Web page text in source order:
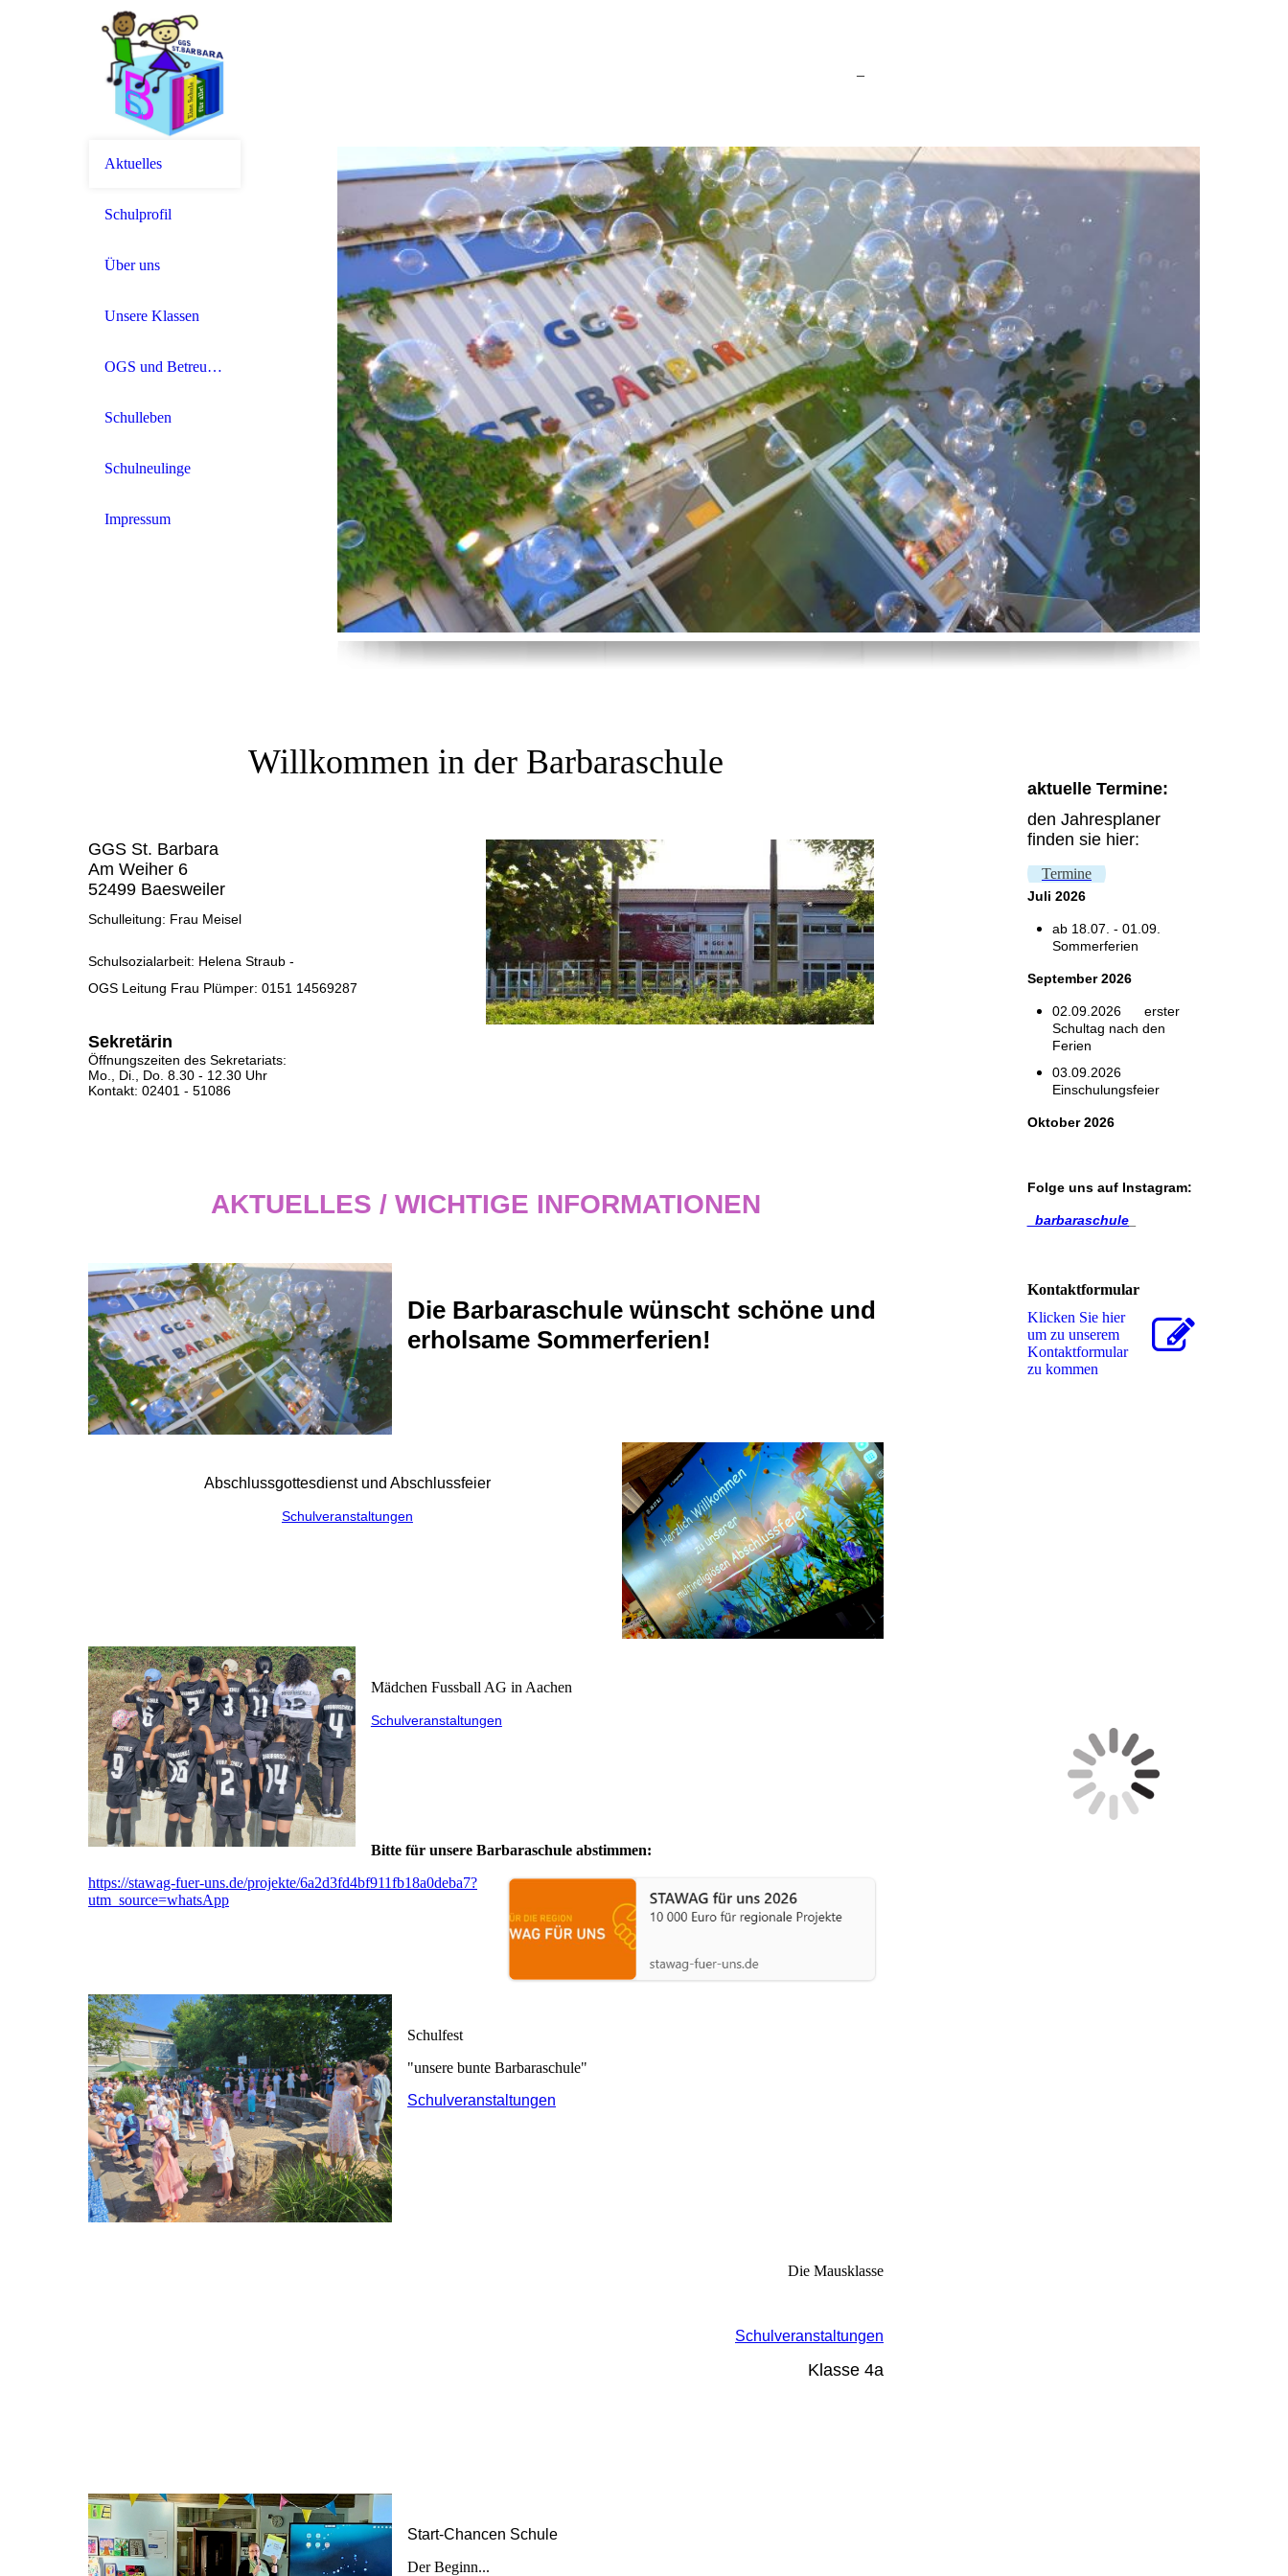
–
Aktuelles
Schulprofil
Über uns
Unsere Klassen
OGS und Betreuung
Schulleben
Schulneulinge
Impressum
Willkommen in der Barbaraschule
GGS St. Barbara
Am Weiher 6
52499 Baesweiler
Schulleitung: Frau Meisel
Schulsozialarbeit: Helena Straub -
OGS Leitung Frau Plümper: 0151 14569287
Sekretärin
Öffnungszeiten des Sekretariats:
Mo., Di., Do. 8.30 - 12.30 Uhr
Kontakt: 02401 - 51086
AKTUELLES / WICHTIGE INFORMATIONEN
Die Barbaraschule wünscht schöne und
erholsame Sommerferien!
Abschlussgottesdienst und Abschlussfeier
Schulveranstaltungen
Mädchen Fussball AG in Aachen
Schulveranstaltungen
Bitte für unsere Barbaraschule abstimmen:
https://stawag-fuer-uns.de/projekte/6a2d3fd4bf911fb18a0deba7?
utm_source=whatsApp
Schulfest
"unsere bunte Barbaraschule"
Schulveranstaltungen
Die Mausklasse
Schulveranstaltungen
Klasse 4a
Start-Chancen Schule
Der Beginn...
aktuelle Termine:
den Jahresplaner
finden sie hier:
Termine
Juli 2026
ab 18.07. - 01.09.
Sommerferien
September 2026
02.09.2026
erster
Schultag nach den
Ferien
03.09.2026
Einschulungsfeier
Oktober 2026
Folge uns auf Instagram:
_barbaraschule
Kontaktformular
Klicken Sie hier
um zu unserem
Kon­takt­for­mu­lar
zu kommen